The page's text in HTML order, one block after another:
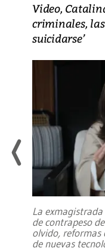
Video,
criminales,
suicidarse’
La
de contrapeso
olvido, reformas
de nuevas